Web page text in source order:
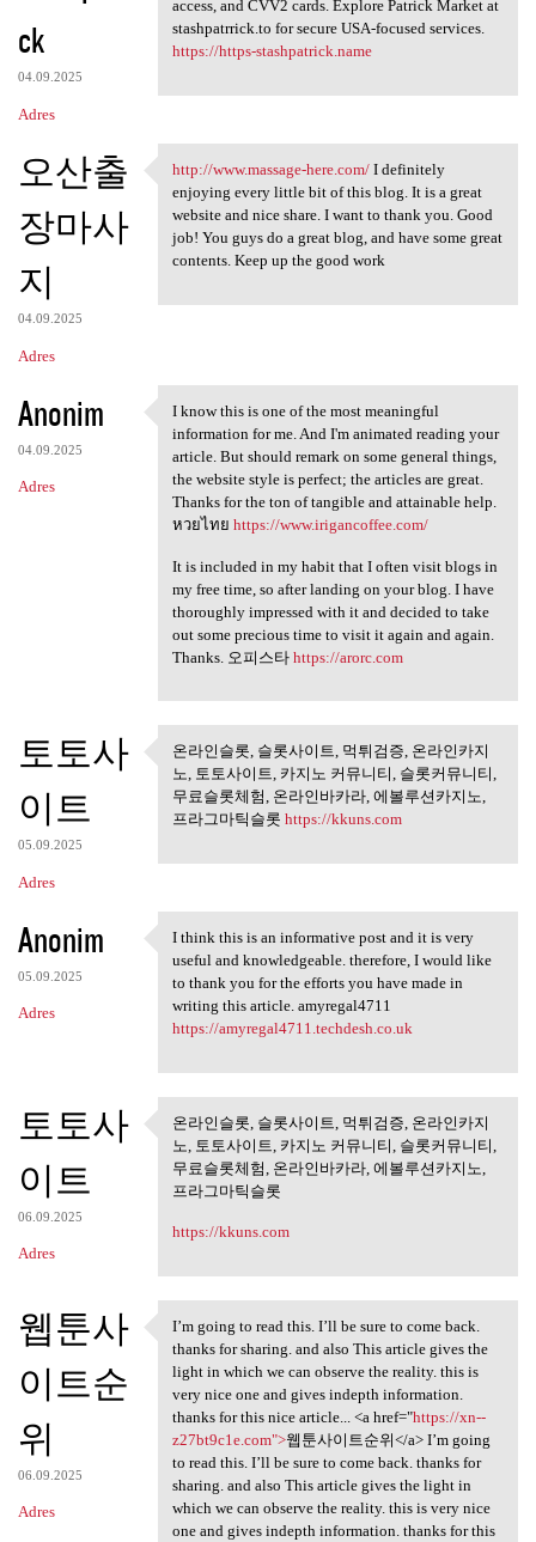
ck
04.09.2025
Adres
access, and CVV2 cards. Explore Patrick Market at
stashpatrrick.to for secure USA-focused services.
https://https-stashpatrick.name
오산출
장마사
지
04.09.2025
Adres
http://www.massage-here.com/
http://www.massage-here.com/I definitely
enjoying every little bit of this blog. It is a great
website and nice share. I want to thank you. Good
job! You guys do a great blog, and have some great
contents. Keep up the good work
Anonim
04.09.2025
Adres
I know this is one of the
I know this is one of the most meaningful
information for me. And I'm animated reading your
article. But should remark on some general things,
the website style is perfect; the articles are great.
Thanks for the ton of tangible and attainable help.
หวยไทย https://www.irigancoffee.com/
It is included in my habit that I often visit blogs in
my free time, so after landing on your blog. I have
thoroughly impressed with it and decided to take
out some precious time to visit it again and again.
Thanks. 오피스타 https://arorc.com
토토사
이트
05.09.2025
Adres
온라인슬롯, 슬롯사이트, 먹튀검
증, 온라인카지노,
온라인슬롯, 슬롯사이트, 먹튀검증, 온라인카지
노, 토토사이트, 카지노 커뮤니티, 슬롯커뮤니티,
무료슬롯체험, 온라인바카라, 에볼루션카지노,
프라그마틱슬롯 https://kkuns.com
Anonim
05.09.2025
Adres
I think this is an
I think this is an informative post and it is very
useful and knowledgeable. therefore, I would like
to thank you for the efforts you have made in
writing this article. amyregal4711
https://amyregal4711.techdesh.co.uk
토토사
이트
06.09.2025
Adres
온라인슬롯, 슬롯사이트, 먹튀검
증, 온라인카지노,
온라인슬롯, 슬롯사이트, 먹튀검증, 온라인카지
노, 토토사이트, 카지노 커뮤니티, 슬롯커뮤니티,
무료슬롯체험, 온라인바카라, 에볼루션카지노,
프라그마틱슬롯
https://kkuns.com
웹툰사
이트순
위
06.09.2025
Adres
I’m going to read this. I’ll
I’m going to read this. I’ll be sure to come back.
thanks for sharing. and also This article gives the
light in which we can observe the reality. this is
very nice one and gives indepth information.
thanks for this nice article... <a href="https://xn--
z27bt9c1e.com">웹툰사이트순위</a> I’m going
to read this. I’ll be sure to come back. thanks for
sharing. and also This article gives the light in
which we can observe the reality. this is very nice
one and gives indepth information. thanks for this